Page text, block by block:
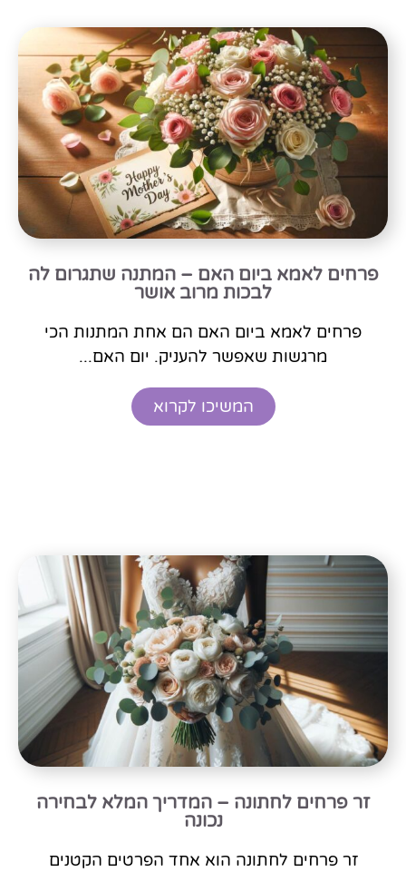
פרחים לאמא ביום האם – המתנה שתגרום לה
לבכות מרוב אושר
פרחים לאמא ביום האם הם אחת המתנות הכי
מרגשות שאפשר להעניק. יום האם...
המשיכו לקרוא
זר פרחים לחתונה – המדריך המלא לבחירה
נכונה
זר פרחים לחתונה הוא אחד הפרטים הקטנים